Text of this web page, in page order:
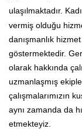
ulaşılmaktadır.
vermiş olduğu
danışmanlık
göstermektedir.
olarak hakkında
uzmanlaşmış
çalışmalarımızın
aynı zamanda da
etmekteyiz.